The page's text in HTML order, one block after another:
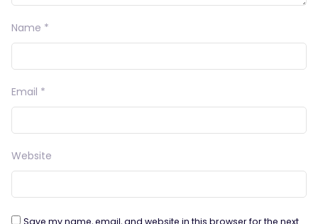
Name *
Email *
Website
Save my name, email, and website in this browser for the next